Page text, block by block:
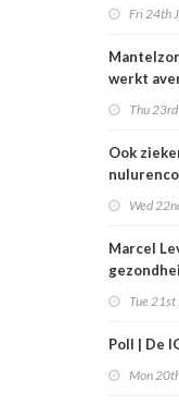
Fri 24th
werkt
Thu
Ook
Wed
Marcel
Tue 21st
Poll | De
Mon